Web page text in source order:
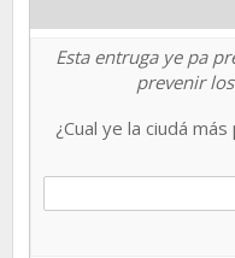
Esta entruga ye pa
prevenir
¿Cual ye la ciudá